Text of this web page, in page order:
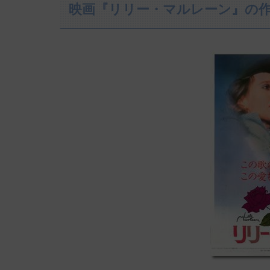
映画『リリー・マルレーン』の